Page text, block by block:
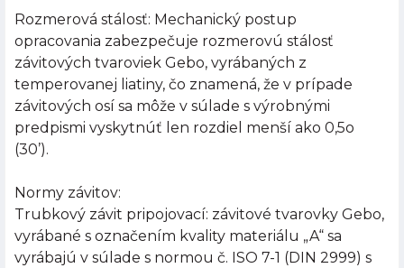
Rozmerová stálosť: Mechanický postup
opracovania zabezpečuje rozmerovú stálosť
závitových tvaroviek Gebo, vyrábaných z
temperovanej liatiny, čo znamená, že v prípade
závitových osí sa môže v súlade s výrobnými
predpismi vyskytnúť len rozdiel menší ako 0,5o
(30’).
Normy závitov:
Trubkový závit pripojovací: závitové tvarovky Gebo,
vyrábané s označením kvality materiálu „A“ sa
vyrábajú v súlade s normou č. ISO 7-1 (DIN 2999) s